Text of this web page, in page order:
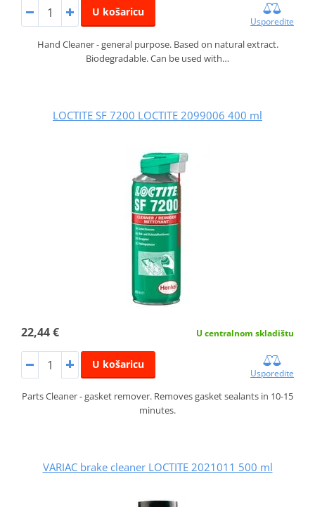
U košaricu
Usporedite
Hand Cleaner - general purpose. Based on natural extract.
Biodegradable. Can be used with…
LOCTITE SF 7200 LOCTITE 2099006 400 ml
22,44 € U centralnom skladištu
U košaricu
Usporedite
Parts Cleaner - gasket remover. Removes gasket sealants in 10-15
minutes.
VARIAC brake cleaner LOCTITE 2021011 500 ml